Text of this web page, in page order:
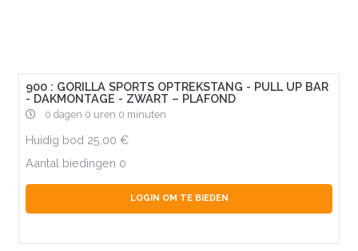
900 : GORILLA SPORTS OPTREKSTANG - PULL UP BAR
- DAKMONTAGE - ZWART – PLAFOND
0 dagen 0 uren 0 minuten
Huidig bod 25,00
Aantal biedingen 0
LOGIN OM TE BIEDEN